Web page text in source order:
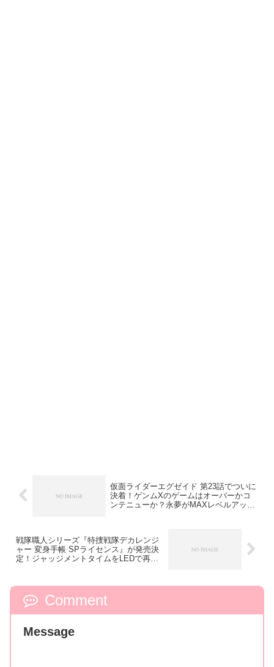
仮面ライダーエグゼイド 第23話でついに
決着！ゲンムXのゲームはオーバーかコ
ンテニューか？永夢がMAXレベルアッ
戦隊職人シリーズ『特捜戦隊デカレンジ
ャー 変身手帳 SPライセンス』が発売決
定！ジャッジメントタイムをLEDで再
Comment
Message